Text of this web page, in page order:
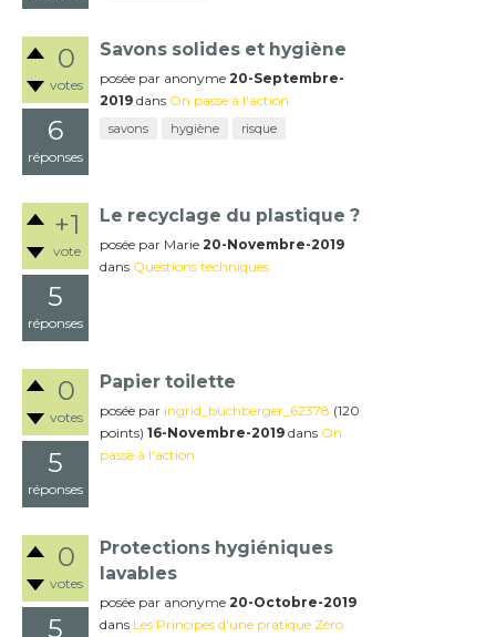
0
votes
6
réponses
Savons solides et hygiène
posée par anonyme 20-Septembre-
2019 dans On passe à l'action
savons hygiène risque
+1
vote
5
réponses
Le recyclage du plastique ?
posée par Marie 20-Novembre-2019
dans Questions techniques
0
votes
5
réponses
Papier toilette
posée par ingrid_buchberger_62378 (120
points) 16-Novembre-2019 dans On
passe à l'action
0
votes
5
Protections hygiéniques
lavables
posée par anonyme 20-Octobre-2019
dans Les Principes d'une pratique Zéro